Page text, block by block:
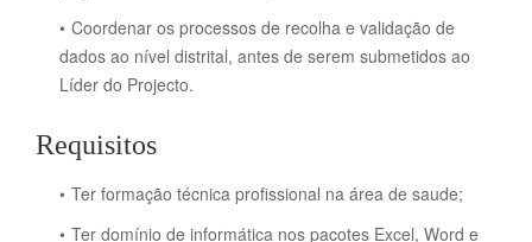
Coordenar os processos de recolha e validação de
dados ao nível distrital, antes de serem submetidos ao
Líder do Projecto.
Requisitos
Ter formação técnica profissional na área de saude;
Ter domínio de informática nos pacotes Excel, Word e